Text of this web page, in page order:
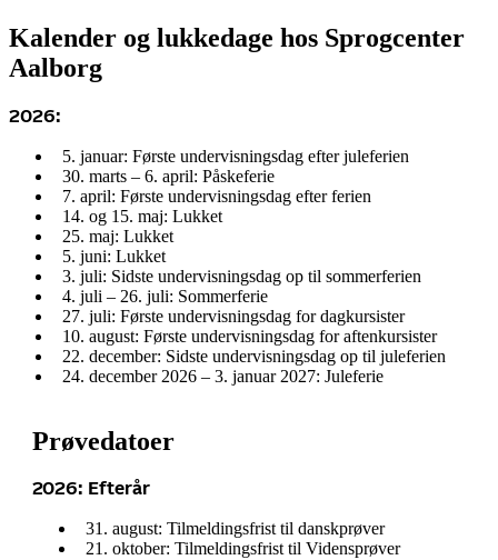
Kalender og lukkedage hos Sprogcenter
Aalborg
2026:
5. januar: Første undervisningsdag efter juleferien
30. marts – 6. april: Påskeferie
7. april: Første undervisningsdag efter ferien
14. og 15. maj: Lukket
25. maj: Lukket
5. juni: Lukket
3. juli: Sidste undervisningsdag op til sommerferien
4. juli – 26. juli: Sommerferie
27. juli: Første undervisningsdag for dagkursister
10. august: Første undervisningsdag for aftenkursister
22. december: Sidste undervisningsdag op til juleferien
24. december 2026 – 3. januar 2027: Juleferie
Prøvedatoer
2026: Efterår
31. august: Tilmeldingsfrist til danskprøver
21. oktober: Tilmeldingsfrist til Vidensprøver